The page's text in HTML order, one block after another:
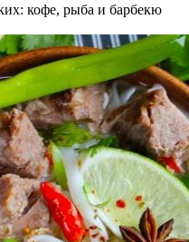
кофе, рыба и барбекю